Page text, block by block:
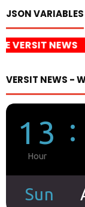
JSON VARIABLES
VERSIT NEWS -